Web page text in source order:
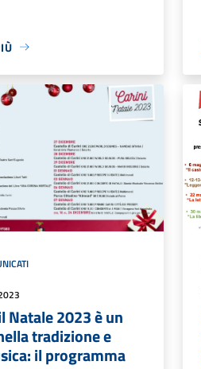
Natale 2023 è un
tradizione e
il programma